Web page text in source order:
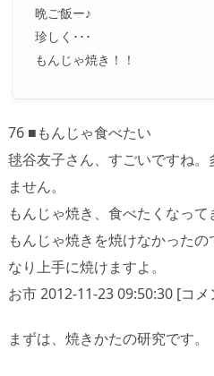
晩ご飯ー♪
珍しく･･･
もんじゃ焼き！！
76 ■もんじゃ食べたい
毬谷友子さん、すごいですね
ません。
もんじゃ焼き、食べたくなっ
もんじゃ焼きを焼けなかった
なり上手に焼けますよ。
お市 2012-11-23 09:50:30 [コ
まずは、焼きかたの研究です。